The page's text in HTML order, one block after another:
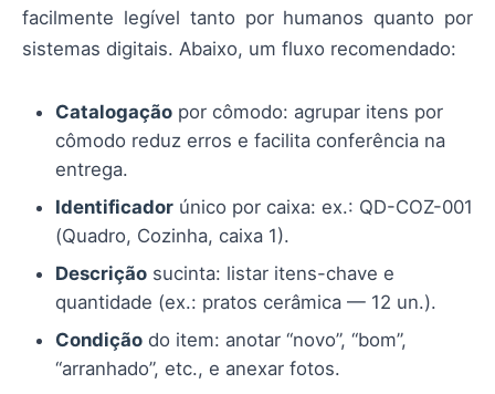
facilmente legível tanto por humanos quanto por
sistemas digitais. Abaixo, um fluxo recomendado:
Catalogação por cômodo: agrupar itens por
cômodo reduz erros e facilita conferência na
entrega.
Identificador único por caixa: ex.: QD-COZ-001
(Quadro, Cozinha, caixa 1).
Descrição sucinta: listar itens-chave e
quantidade (ex.: pratos cerâmica — 12 un.).
Condição do item: anotar “novo”, “bom”,
“arranhado”, etc., e anexar fotos.